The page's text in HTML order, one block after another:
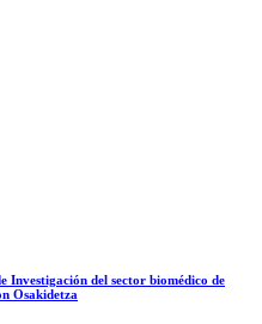
Investigación del sector biomédico de
Osakidetza